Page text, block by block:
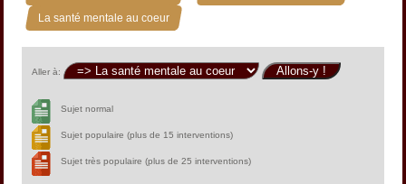
La santé mentale au coeur
Aller à:
Sujet normal
Sujet populaire (plus de 15 interventions)
Sujet très populaire (plus de 25 interventions)